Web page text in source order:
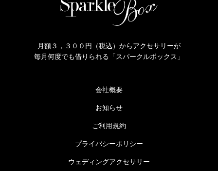
月額３，３００円（税込）からアクセサリーが
毎月何度でも借りられる「スパークルボックス」
会社概要
お知らせ
ご利用規約
プライバシーポリシー
ウェディングアクセサリー